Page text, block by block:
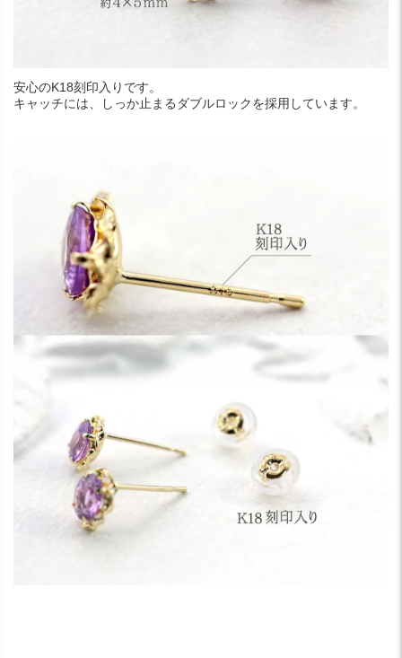
安心のK18刻印入りです。
キャッチには、しっか止まるダブルロックを採用しています。